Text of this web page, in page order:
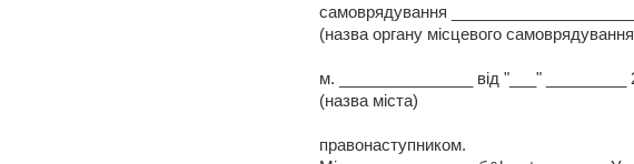
самоврядування
(назва органу місцевого
м. _______________ від "___" _________
(назва міста)
правонаступником.